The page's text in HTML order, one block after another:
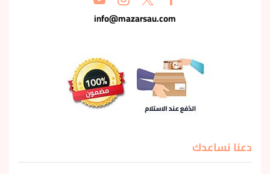
info@mazarsau.com
دعنا نساعدك